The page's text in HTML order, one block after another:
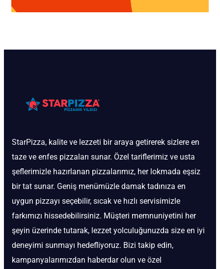
StarPizza, kalite ve lezzeti bir araya getirerek sizlere en
taze ve enfes pizzaları sunar. Özel tariflerimiz ve usta
şeflerimizle hazırlanan pizzalarımız, her lokmada eşsiz
bir tat sunar. Geniş menümüzle damak tadınıza en
uygun pizzayı seçebilir, sıcak ve hızlı servisimizle
farkımızı hissedebilirsiniz. Müşteri memnuniyetini her
şeyin üzerinde tutarak, lezzet yolculuğunuzda size en iyi
deneyimi sunmayı hedefliyoruz. Bizi takip edin,
kampanyalarımızdan haberdar olun ve özel